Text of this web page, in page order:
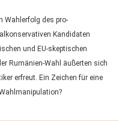
Wahlerfolg des pro-
Kandidaten
und EU-skeptischen
Rumänien-Wahl äußerten sich
erfreut. Ein Zeichen für eine